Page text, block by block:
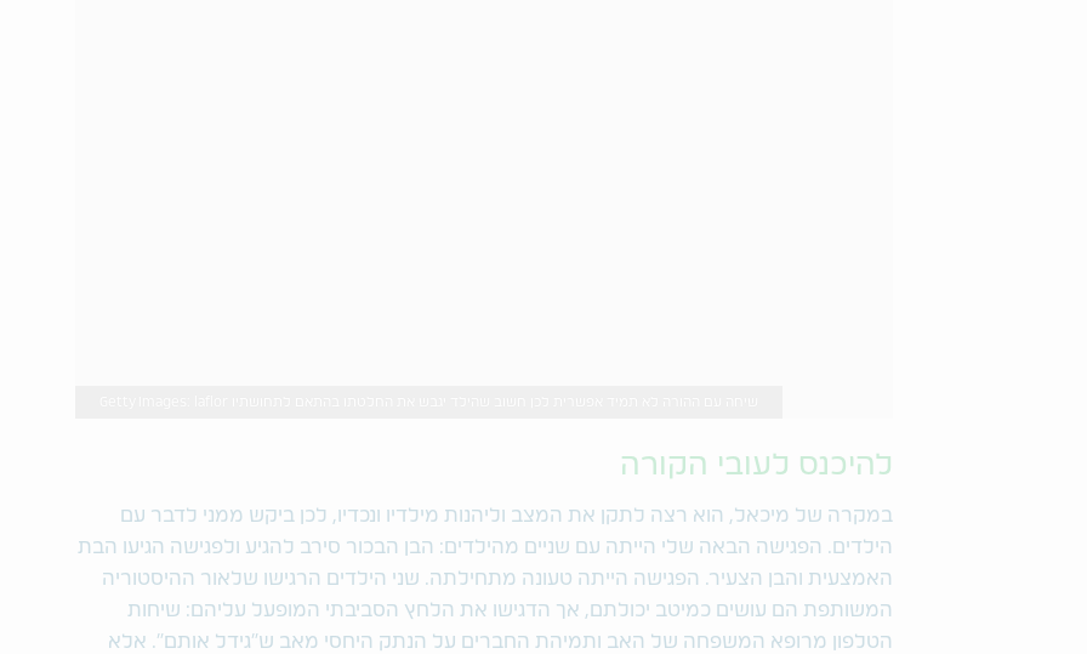
להיכנס לעובי הקורה
במקרה של מיכאל, הוא רצה לתקן את המצב וליהנות מילדיו ונכדיו, לכן ביקש ממני לדבר עם
הילדים. הפגישה הבאה שלי הייתה עם שניים מהילדים: הבן הבכור סירב להגיע ולפגישה הגיעו הבת
האמצעית והבן הצעיר. הפגישה הייתה טעונה מתחילתה. שני הילדים הרגישו שלאור ההיסטוריה
המשותפת הם עושים כמיטב יכולתם, אך הדגישו את הלחץ הסביבתי המופעל עליהם: שיחות
הטלפון מרופא המשפחה של האב ותמיהת החברים על הנתק היחסי מאב ש"גידל אותם". אלא